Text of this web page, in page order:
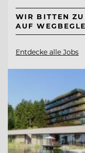
WIR BITTEN
AUF
Entdecke alle Jobs